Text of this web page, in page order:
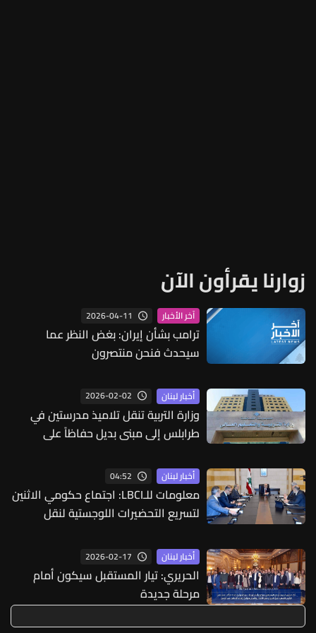
زوارنا يقرأون الآن
آخر الأخبار 2026-04-11
ترامب بشأن إيران: بغض النظر عما
سيحدث فنحن منتصرون
أخبار لبنان 2026-02-02
وزارة التربية تنقل تلاميذ مدرستين في
طرابلس إلى مبنى بديل حفاظاً على
أخبار لبنان 04:52
معلومات للـLBCI: اجتماع حكومي الاثنين
لتسريع التحضيرات اللوجستية لنقل
أخبار لبنان 2026-02-17
الحريري: تيار المستقبل سيكون أمام
مرحلة جديدة